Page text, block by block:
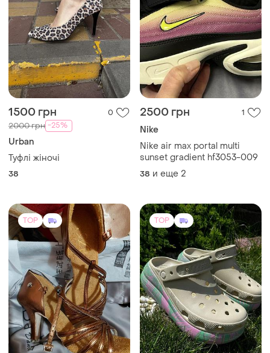
1500 грн 0
2000 грн -25%
Urban
Туфлі жіночі
38
2500 грн 1
Nike
Nike air max portal multi
sunset gradient hf3053-009
38 и еще 2
TOP TOP